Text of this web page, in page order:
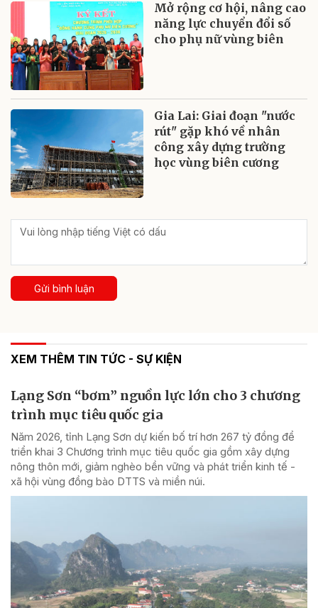
Mở rộng cơ hội, nâng cao
năng lực chuyển đổi số
cho phụ nữ vùng biên
Gia Lai: Giai đoạn "nước
rút" gặp khó về nhân
công xây dựng trường
học vùng biên cương
Gửi bình luận
XEM THÊM TIN TỨC - SỰ KIỆN
Lạng Sơn “bơm” nguồn lực lớn cho 3 chương
trình mục tiêu quốc gia
Năm 2026, tỉnh Lạng Sơn dự kiến bố trí hơn 267 tỷ đồng để
triển khai 3 Chương trình mục tiêu quốc gia gồm xây dựng
nông thôn mới, giảm nghèo bền vững và phát triển kinh tế -
xã hội vùng đồng bào DTTS và miền núi.